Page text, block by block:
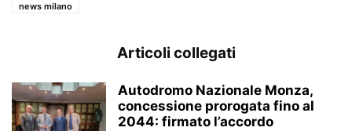
news milano
Articoli collegati
Autodromo Nazionale Monza,
concessione prorogata fino al
2044: firmato l’accordo